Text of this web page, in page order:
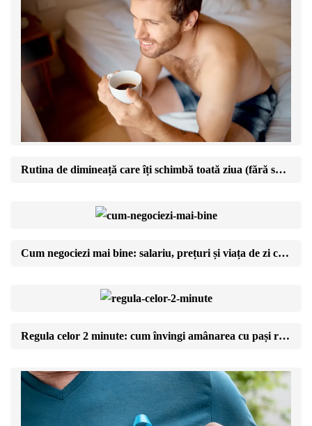
Rutina de dimineață care îți schimbă toată ziua (fără să te trezești la 5)
Cum negociezi mai bine: salariu, prețuri și viața de zi cu zi
Regula celor 2 minute: cum învingi amânarea cu pași ridicol de mici